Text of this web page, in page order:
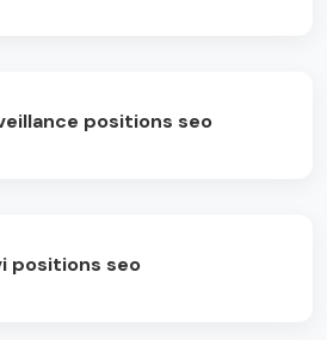
positions seo
positions seo